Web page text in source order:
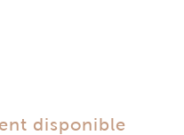
disponible